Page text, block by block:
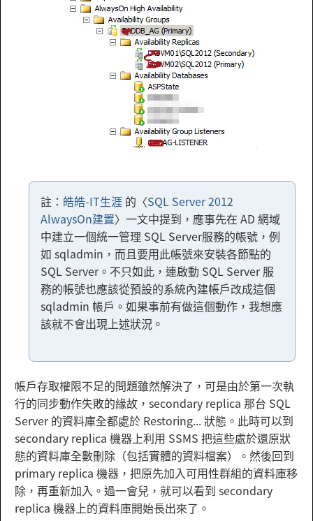
註： 皓皓-IT生涯 的〈SQL Server 2012
AlwaysOn建置〉一文中提到，應事先在 AD 網域
中建立一個統一管理 SQL Server服務的帳號，例
如 sqladmin，而且要用此帳號來安裝各節點的
SQL Server。不只如此，連啟動 SQL Server 服
務的帳號也應該從預設的系統內建帳戶改成這個
sqladmin 帳戶。如果事前有做這個動作，我想應
該就不會出現上述狀況。
帳戶存取權限不足的問題雖然解決了，可是由於第一次執
行的同步動作失敗的緣故，secondary replica 那台 SQL
Server 的資料庫全都處於 Restoring... 狀態。此時可以到
secondary replica 機器上利用 SSMS 把這些處於還原狀
態的資料庫全數刪除（包括實體的資料檔案）。然後回到
primary replica 機器，把原先加入可用性群組的資料庫移
除，再重新加入。過一會兒，就可以看到 secondary
replica 機器上的資料庫開始長出來了。